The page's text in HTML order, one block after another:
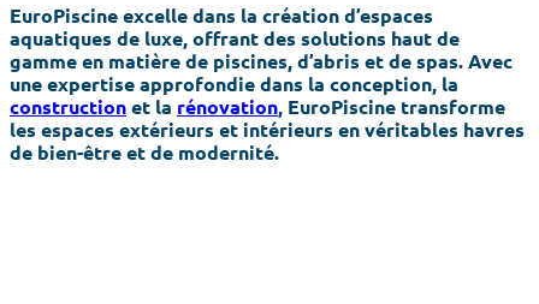
EuroPiscine excelle dans la création d’espaces
aquatiques de luxe, offrant des solutions haut de
gamme en matière de piscines, d’abris et de spas. Avec
une expertise approfondie dans la conception, la
constructionet la rénovation, EuroPiscine transforme
les espaces extérieurs et intérieurs en véritables havres
de bien-être et de modernité.